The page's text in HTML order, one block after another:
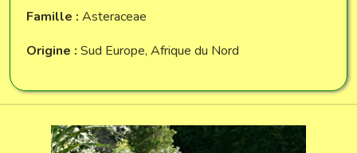
Famille : Asteraceae
Origine : Sud Europe, Afrique du Nord